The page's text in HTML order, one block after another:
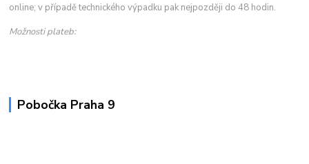
online; v případě technického výpadku pak nejpozději do 48 hodin.
Možnosti plateb:
Pobočka Praha 9